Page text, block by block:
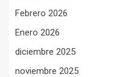
Febrero 2026
Enero 2026
diciembre 2025
noviembre 2025